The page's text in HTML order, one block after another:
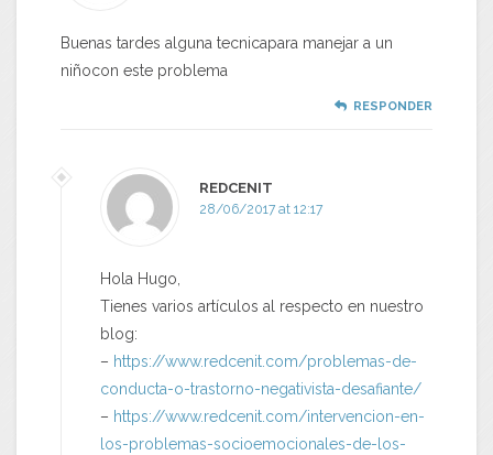
Buenas tardes alguna tecnicapara manejar a un
niñocon este problema
RESPONDER
REDCENIT
28/06/2017 at 12:17
Hola Hugo,
Tienes varios artículos al respecto en nuestro
blog:
– https://www.redcenit.com/problemas-de-
conducta-o-trastorno-negativista-desafiante/
– https://www.redcenit.com/intervencion-en-
los-problemas-socioemocionales-de-los-